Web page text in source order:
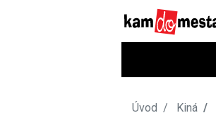
Úvod Kiná